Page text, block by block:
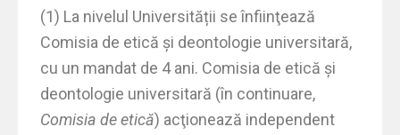
(1) La nivelul Universității se înfiinţează
Comisia de etică și deontologie universitară,
cu un mandat de 4 ani. Comisia de etică și
deontologie universitară (în continuare,
Comisia de etică) acţionează independent